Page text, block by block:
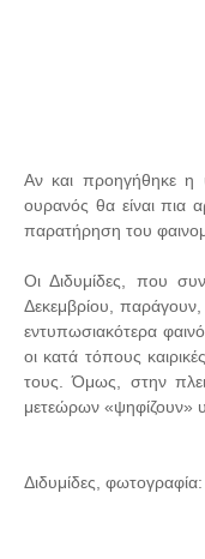
Αν και προηγήθηκε η
ουρανός θα είναι πια
παρατήρηση του
Οι Διδυμίδες, που
Δεκεμβρίου, παράγουν,
εντυπωσιακότερα
οι κατά τόπους
τους. Όμως, στην
μετεώρων «ψηφίζουν»
Διδυμίδες,